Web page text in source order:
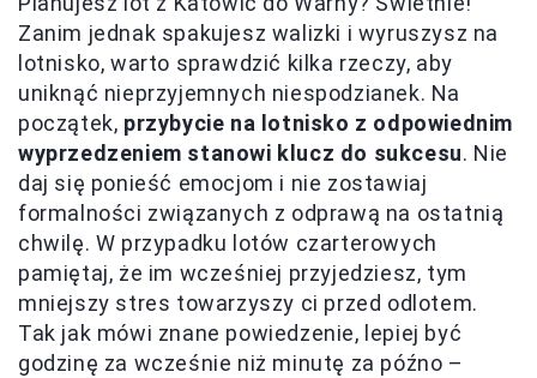
Zanim jednak spakujesz walizki i wyruszysz na
lotnisko, warto sprawdzić kilka rzeczy, aby
uniknąć nieprzyjemnych niespodzianek. Na
początek, przybycie na lotnisko z odpowiednim
wyprzedzeniem stanowi klucz do sukcesu. Nie
daj się ponieść emocjom i nie zostawiaj
formalności związanych z odprawą na ostatnią
chwilę. W przypadku lotów czarterowych
pamiętaj, że im wcześniej przyjedziesz, tym
mniejszy stres towarzyszy ci przed odlotem.
Tak jak mówi znane powiedzenie, lepiej być
godzinę za wcześnie niż minutę za późno –